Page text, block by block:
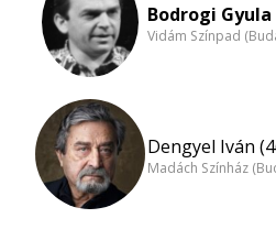
Bodrogi Gyula
Vidám Színpad
Dengyel Iván
Madách Színház